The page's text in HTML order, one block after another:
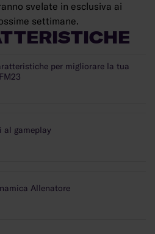
svelate in esclusiva ai
settimane.
per migliorare la tua
al gameplay
Allenatore